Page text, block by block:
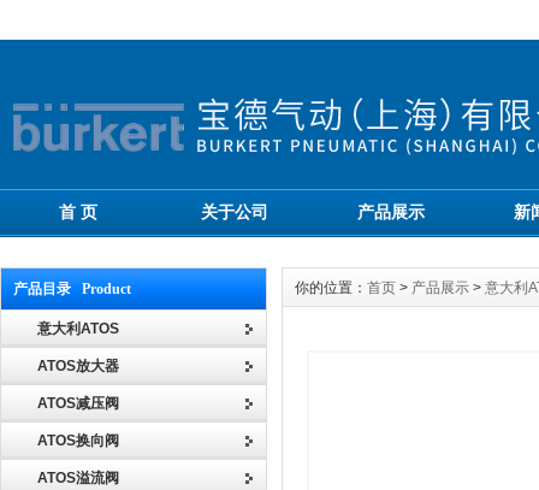
首 页 关于公司 产品展示 新
产品目录 Product
意大利ATOS
ATOS放大器
ATOS减压阀
ATOS换向阀
ATOS溢流阀
你的位置： 首页 > 产品展示 > 意大利